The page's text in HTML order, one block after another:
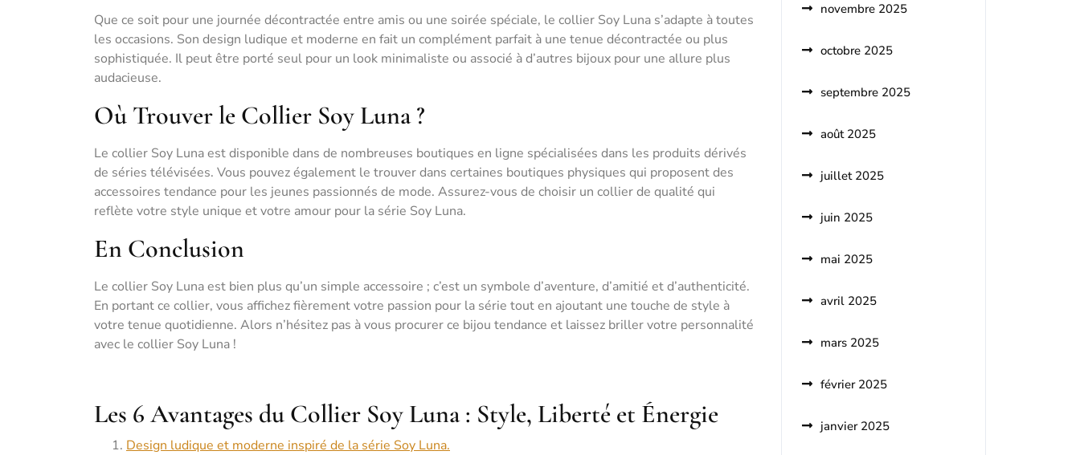
Que ce soit pour une journée décontractée entre amis ou une soirée spéciale, le collier Soy Luna s’adapte à toutes
les occasions. Son design ludique et moderne en fait un complément parfait à une tenue décontractée ou plus
sophistiquée. Il peut être porté seul pour un look minimaliste ou associé à d’autres bijoux pour une allure plus
audacieuse.
Où Trouver le Collier Soy Luna ?
Le collier Soy Luna est disponible dans de nombreuses boutiques en ligne spécialisées dans les produits dérivés
de séries télévisées. Vous pouvez également le trouver dans certaines boutiques physiques qui proposent des
accessoires tendance pour les jeunes passionnés de mode. Assurez-vous de choisir un collier de qualité qui
reflète votre style unique et votre amour pour la série Soy Luna.
En Conclusion
Le collier Soy Luna est bien plus qu’un simple accessoire ; c’est un symbole d’aventure, d’amitié et d’authenticité.
En portant ce collier, vous affichez fièrement votre passion pour la série tout en ajoutant une touche de style à
votre tenue quotidienne. Alors n’hésitez pas à vous procurer ce bijou tendance et laissez briller votre personnalité
avec le collier Soy Luna !
Les 6 Avantages du Collier Soy Luna : Style, Liberté et Énergie
Design ludique et moderne inspiré de la série Soy Luna.
novembre 2025
octobre 2025
septembre 2025
août 2025
juillet 2025
juin 2025
mai 2025
avril 2025
mars 2025
février 2025
janvier 2025